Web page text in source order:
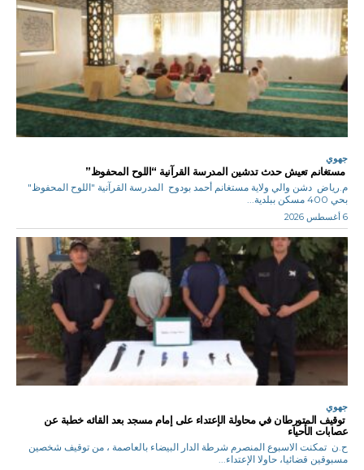
جهوي
مستغانم تعيش حدث تدشين المدرسة القرآنية “اللوح المحفوظ”
م.رياض دشن والي ولاية مستغانم أحمد بودوح المدرسة القرآنية "اللوح المحفوظ"
بحي 400 مسكن ببلدية...
6 أغسطس 2026
جهوي
توقيف المتورطان في محاولة الإعتداء على إمام مسجد بعد القائه خطبة عن
عصابات الأحياء
ح.ن تمكنت الاسبوع المنصرم شرطة الدار البيضاء بالعاصمة ، من توقيف شخصين
مسبوقين قضائيا، حاولا الإعتداء...